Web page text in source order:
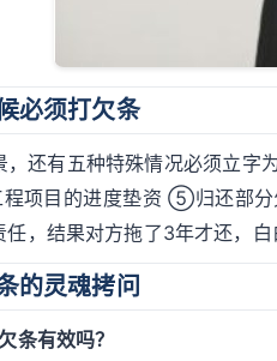
必须打欠条
，还有五种特殊情况必须
项目的进度垫资 ⑤归还部分
，结果对方拖了3年才还，白
的灵魂拷问
条有效吗？